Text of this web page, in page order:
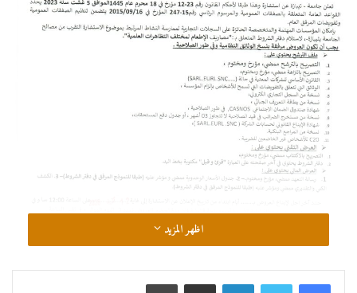
اظهر المزيد
لينكدإن مشاركة عبر البريد طباعة